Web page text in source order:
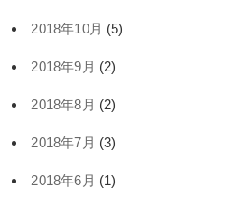
2018年10月 (5)
2018年9月 (2)
2018年8月 (2)
2018年7月 (3)
2018年6月 (1)